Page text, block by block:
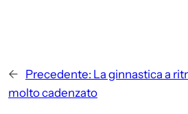
← Precedente: La ginnastica a
molto cadenzato